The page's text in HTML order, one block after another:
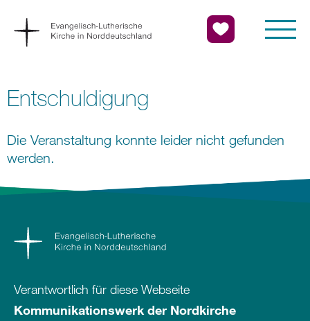
Entschuldigung
Die Veranstaltung konnte leider nicht gefunden
werden.
Verantwortlich für diese Webseite
Kommunikationswerk der Nordkirche